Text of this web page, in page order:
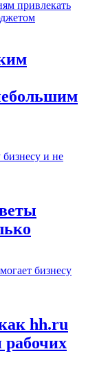
hh.ru
рабочих